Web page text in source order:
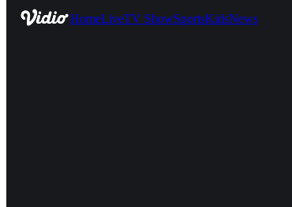
HomeLiveTV ShowSportsKidsNews